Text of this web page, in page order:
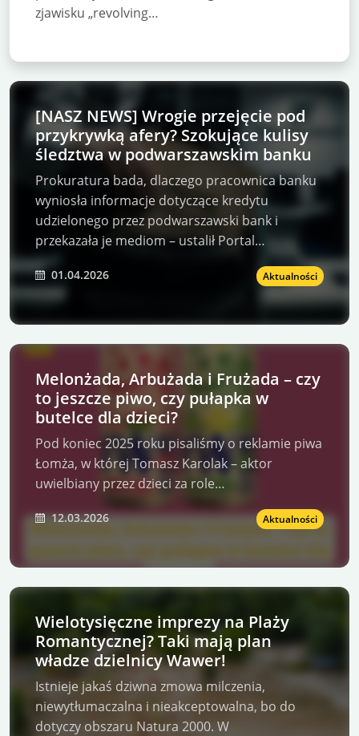
zjawisku „revolving…
[NASZ NEWS] Wrogie przejęcie pod
przykrywką afery? Szokujące kulisy
śledztwa w podwarszawskim banku
Prokuratura bada, dlaczego pracownica banku
wyniosła informacje dotyczące kredytu
udzielonego przez podwarszawski bank i
przekazała je mediom – ustalił Portal…
01.04.2026 Aktualności
Melonżada, Arbużada i Frużada – czy
to jeszcze piwo, czy pułapka w
butelce dla dzieci?
Pod koniec 2025 roku pisaliśmy o reklamie piwa
Łomża, w której Tomasz Karolak – aktor
uwielbiany przez dzieci za role…
12.03.2026 Aktualności
Wielotysięczne imprezy na Plaży
Romantycznej? Taki mają plan
władze dzielnicy Wawer!
Istnieje jakaś dziwna zmowa milczenia,
niewytłumaczalna i nieakceptowalna, bo do
dotyczy obszaru Natura 2000. W